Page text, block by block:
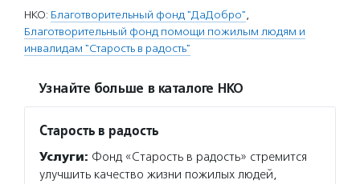
НКО: Благотворительный фонд "ДаДобро",
Благотворительный фонд помощи пожилым людям и
инвалидам "Старость в радость"
Узнайте больше в каталоге НКО
Старость в радость
Услуги: Фонд «Старость в радость» стремится
улучшить качество жизни пожилых людей,